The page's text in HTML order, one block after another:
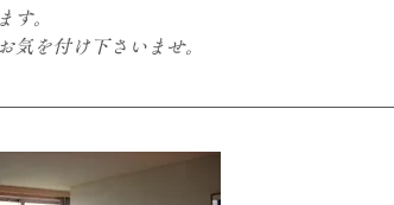
す。
気を付け下さいませ。